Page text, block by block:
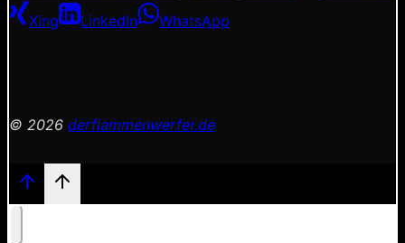
Xing
LinkedIn WhatsApp
© 2026 derflammenwerfer.de